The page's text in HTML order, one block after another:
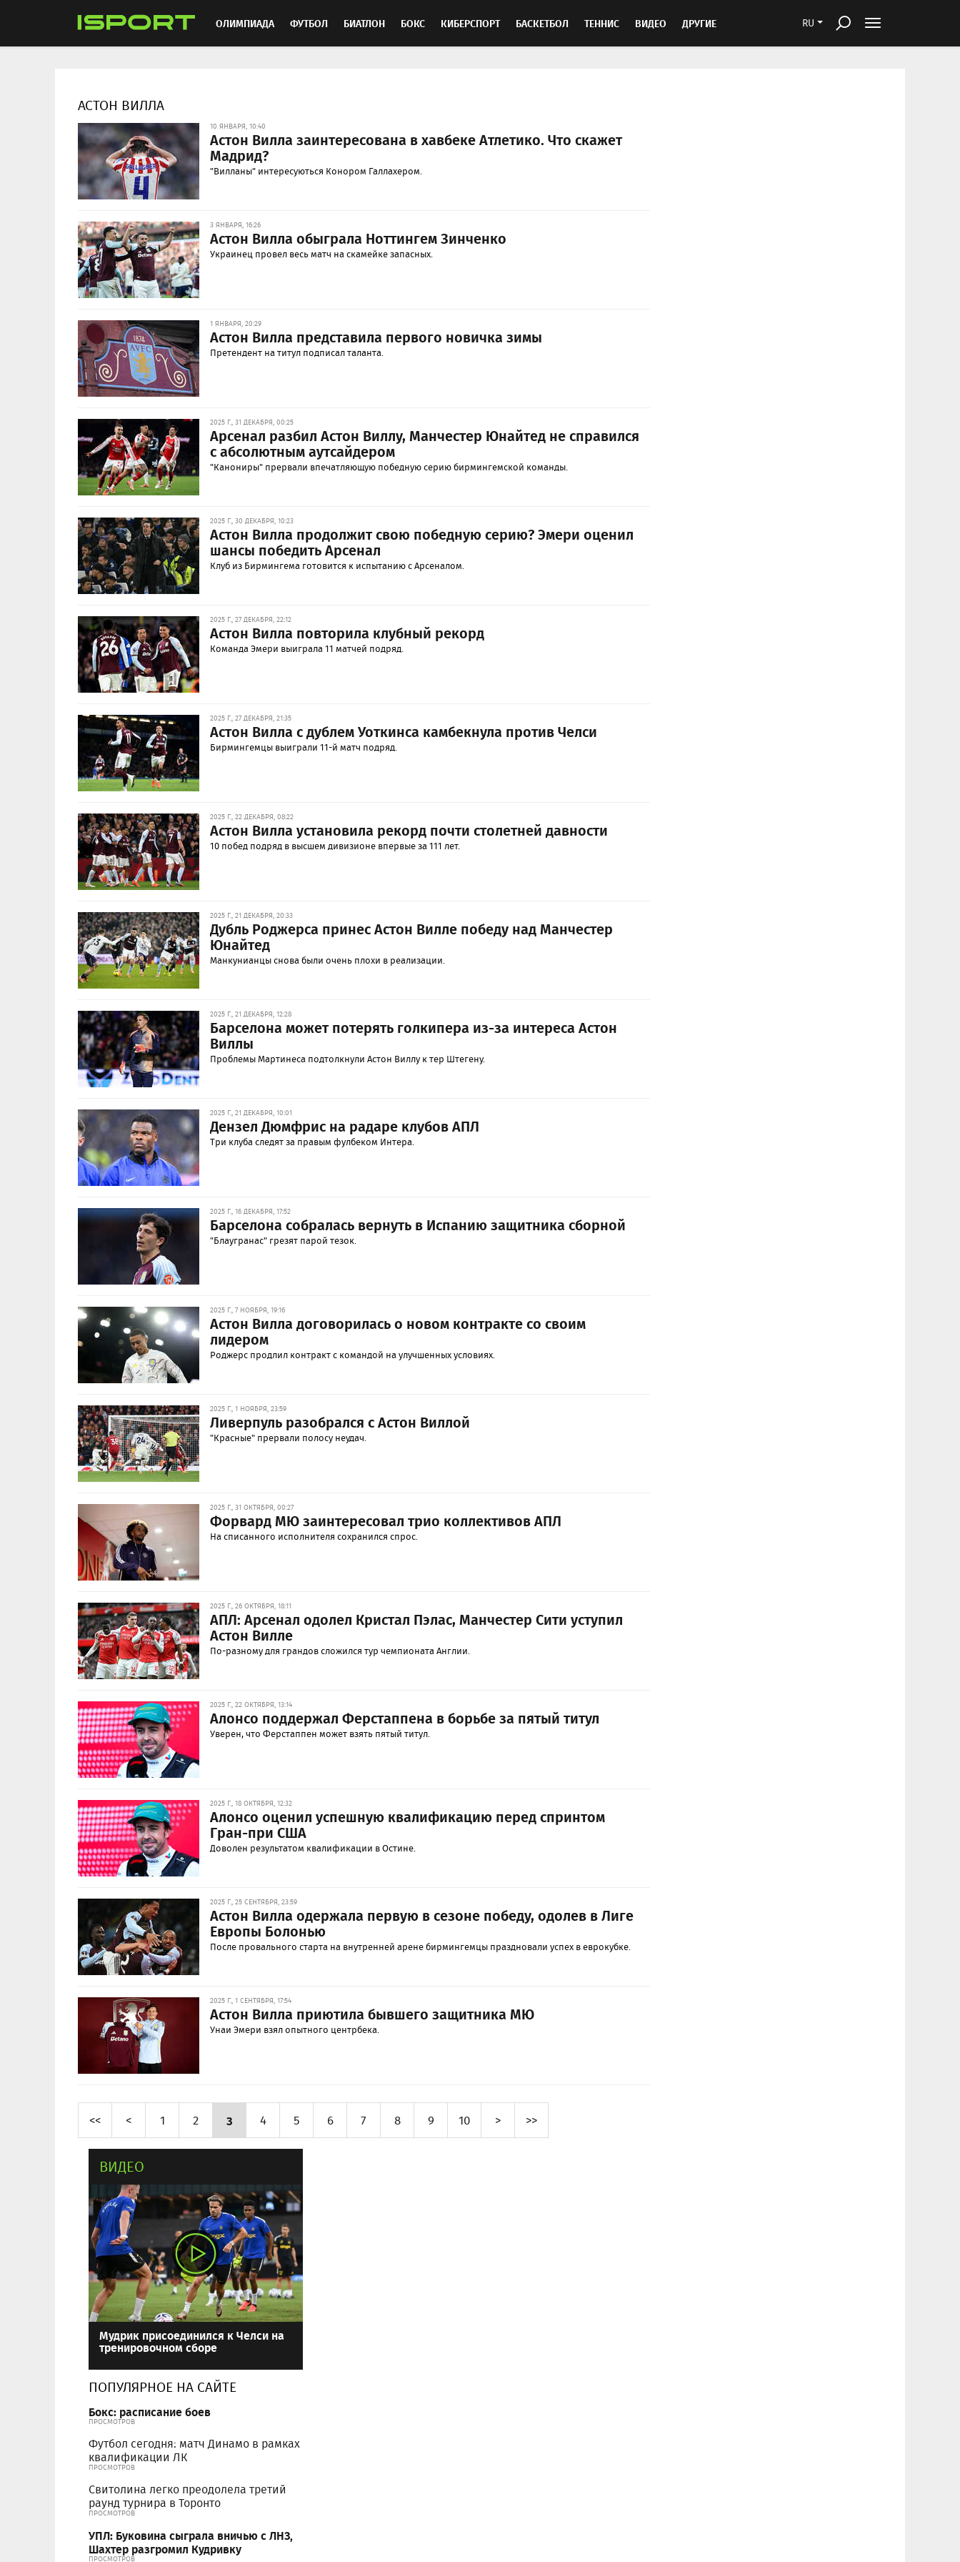
RU
ОЛИМПИАДА ФУТБОЛ БИАТЛОН БОКС КИБЕРСПОРТ БАСКЕТБОЛ ТЕННИС ВИДЕО ДРУГИЕ
АСТОН ВИЛЛА
10 ЯНВАРЯ, 10:40
Астон Вилла заинтересована в хавбеке Атлетико. Что скажет
Мадрид?
"Вилланы" интересуються Конором Галлахером.
3 ЯНВАРЯ, 16:26
Астон Вилла обыграла Ноттингем Зинченко
Украинец провел весь матч на скамейке запасных.
1 ЯНВАРЯ, 20:29
Астон Вилла представила первого новичка зимы
Претендент на титул подписал таланта.
2025 Г., 31 ДЕКАБРЯ, 00:25
Арсенал разбил Астон Виллу, Манчестер Юнайтед не справился
с абсолютным аутсайдером
"Канониры" прервали впечатляющую победную серию бирмингемской команды.
2025 Г., 30 ДЕКАБРЯ, 10:23
Астон Вилла продолжит свою победную серию? Эмери оценил
шансы победить Арсенал
Клуб из Бирмингема готовится к испытанию с Арсеналом.
2025 Г., 27 ДЕКАБРЯ, 22:12
Астон Вилла повторила клубный рекорд
Команда Эмери выиграла 11 матчей подряд.
2025 Г., 27 ДЕКАБРЯ, 21:35
Астон Вилла с дублем Уоткинса камбекнула против Челси
Бирмингемцы выиграли 11-й матч подряд.
2025 Г., 22 ДЕКАБРЯ, 08:22
Астон Вилла установила рекорд почти столетней давности
10 побед подряд в высшем дивизионе впервые за 111 лет.
2025 Г., 21 ДЕКАБРЯ, 20:33
Дубль Роджерса принес Астон Вилле победу над Манчестер
Юнайтед
Манкунианцы снова были очень плохи в реализации.
2025 Г., 21 ДЕКАБРЯ, 12:28
Барселона может потерять голкипера из-за интереса Астон
Виллы
Проблемы Мартинеса подтолкнули Астон Виллу к тер Штегену.
2025 Г., 21 ДЕКАБРЯ, 10:01
Дензел Дюмфрис на радаре клубов АПЛ
Три клуба следят за правым фулбеком Интера.
2025 Г., 16 ДЕКАБРЯ, 17:52
Барселона собралась вернуть в Испанию защитника сборной
"Блаугранас" грезят парой тезок.
2025 Г., 7 НОЯБРЯ, 19:16
Астон Вилла договорилась о новом контракте со своим
лидером
Роджерс продлил контракт с командой на улучшенных условиях.
2025 Г., 1 НОЯБРЯ, 23:59
Ливерпуль разобрался с Астон Виллой
"Красные" прервали полосу неудач.
2025 Г., 31 ОКТЯБРЯ, 00:27
Форвард МЮ заинтересовал трио коллективов АПЛ
На списанного исполнителя сохранился спрос.
2025 Г., 26 ОКТЯБРЯ, 18:11
АПЛ: Арсенал одолел Кристал Пэлас, Манчестер Сити уступил
Астон Вилле
По-разному для грандов сложился тур чемпионата Англии.
2025 Г., 22 ОКТЯБРЯ, 13:14
Алонсо поддержал Ферстаппена в борьбе за пятый титул
Уверен, что Ферстаппен может взять пятый титул.
2025 Г., 18 ОКТЯБРЯ, 12:32
Алонсо оценил успешную квалификацию перед спринтом
Гран-при США
Доволен результатом квалификации в Остине.
2025 Г., 25 СЕНТЯБРЯ, 23:59
Астон Вилла одержала первую в сезоне победу, одолев в Лиге
Европы Болонью
После провального старта на внутренней арене бирмингемцы праздновали успех в еврокубке.
2025 Г., 1 СЕНТЯБРЯ, 17:54
Астон Вилла приютила бывшего защитника МЮ
Унаи Эмери взял опытного центрбека.
<< < 1 2 3 4 5 6 7 8 9 10 > >>
ВИДЕО
Мудрик присоединился к Челси на
тренировочном сборе
ПОПУЛЯРНОЕ НА САЙТЕ
Бокс: расписание боев
ПРОСМОТРОВ
Футбол сегодня: матч Динамо в рамках
квалификации ЛК
ПРОСМОТРОВ
Свитолина легко преодолела третий
раунд турнира в Торонто
ПРОСМОТРОВ
УПЛ: Буковина сыграла вничью с ЛНЗ,
Шахтер разгромил Кудривку
ПРОСМОТРОВ